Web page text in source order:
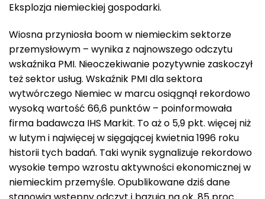
Eksplozja niemieckiej gospodarki.
Wiosna przyniosła boom w niemieckim sektorze
przemysłowym – wynika z najnowszego odczytu
wskaźnika PMI. Nieoczekiwanie pozytywnie zaskoczył
też sektor usług. Wskaźnik PMI dla sektora
wytwórczego Niemiec w marcu osiągnął rekordowo
wysoką wartość 66,6 punktów – poinformowała
firma badawcza IHS Markit. To aż o 5,9 pkt. więcej niż
w lutym i najwięcej w sięgającej kwietnia 1996 roku
historii tych badań. Taki wynik sygnalizuje rekordowo
wysokie tempo wzrostu aktywności ekonomicznej w
niemieckim przemyśle. Opublikowane dziś dane